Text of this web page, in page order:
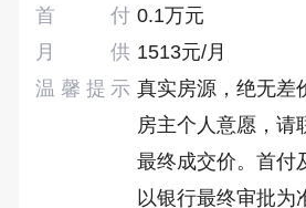
首付 0.1万元
月供 1513元/月
温馨提示 真实房源，绝无差
房主个人意愿，请
最终成交价。首付
以银行最终审批为